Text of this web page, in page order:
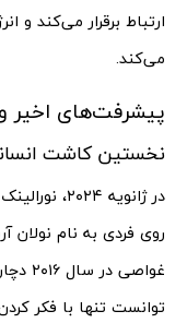
ارتباط برقرار می‌کند و
می‌کند.
پیشرفت‌های اخیر
نخستین کاشت
در ژانویه
روی فردی به نام نولان
توانست تنها با فکر